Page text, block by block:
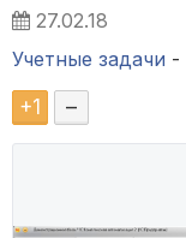
27.02.18
Учетные задачи -
+1 –